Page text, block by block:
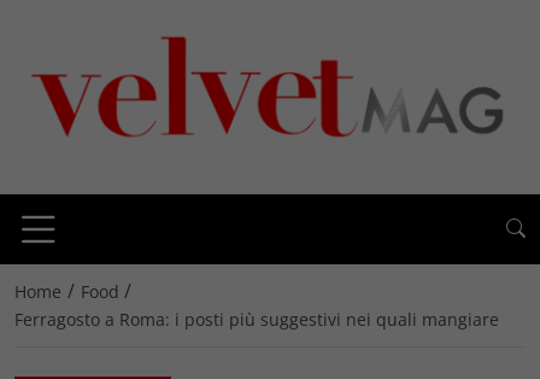
Home / Food /
Ferragosto a Roma: i posti più suggestivi nei quali mangiare